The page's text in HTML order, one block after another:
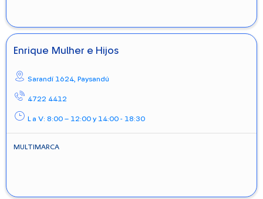
Enrique Mulher e Hijos
Sarandí 1624, Paysandú
4722 4412
L a V: 8:00 – 12:00 y 14:00 - 18:30
MULTIMARCA